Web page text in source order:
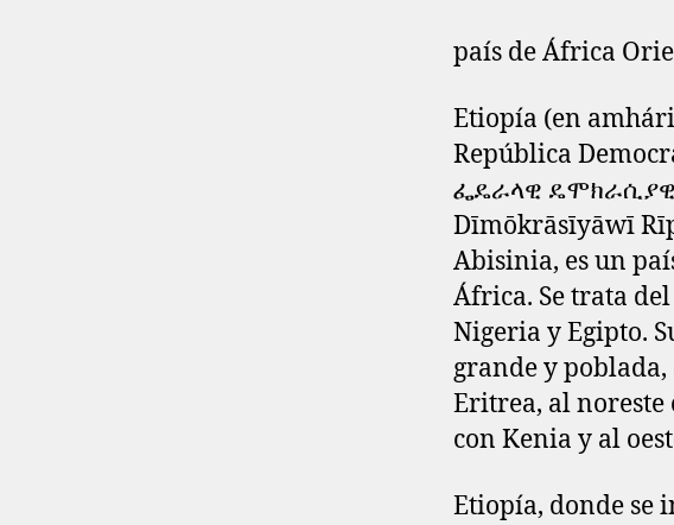
país de África
Etiopía (en
República
ፌዴራላዊ ዴሞክራሲያዊ
Dīmōkrāsīyāwī
Abisinia, es un
África. Se trata
Nigeria y Egipto.
grande y
Eritrea, al noreste
con Kenia y al
Etiopía, donde se